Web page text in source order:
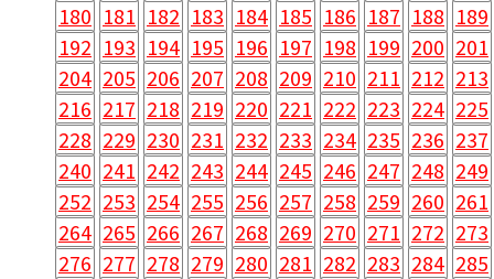
180 181 182 183 184 185 186 187 188 189
192 193 194 195 196 197 198 199 200 201
204 205 206 207 208 209 210 211 212 213
216 217 218 219 220 221 222 223 224 225
228 229 230 231 232 233 234 235 236 237
240 241 242 243 244 245 246 247 248 249
252 253 254 255 256 257 258 259 260 261
264 265 266 267 268 269 270 271 272 273
276 277 278 279 280 281 282 283 284 285